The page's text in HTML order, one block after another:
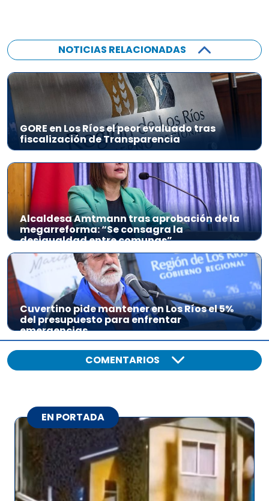
NOTICIAS RELACIONADAS
GORE en Los Ríos el peor evaluado tras
fiscalización de Transparencia
Alcaldesa Amtmann tras aprobación de la
megarreforma: “Se consagra la
desigualdad entre comunas”
Cuvertino pide mantener en Los Ríos el 5%
del presupuesto para enfrentar
emergencias
COMENTARIOS
EN PORTADA